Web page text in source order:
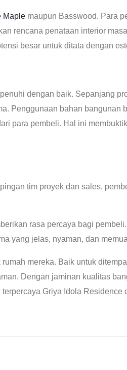
Maple maupun Basswood. Para
rencana penataan interior
besar untuk ditata dengan
dengan baik. Sepanjang
Penggunaan bahan bangunan
para pembeli. Hal ini
tim proyek dan sales,
rasa percaya bagi
yang jelas, nyaman, dan
mereka. Baik untuk
Dengan jaminan kualitas
Griya Idola Residence